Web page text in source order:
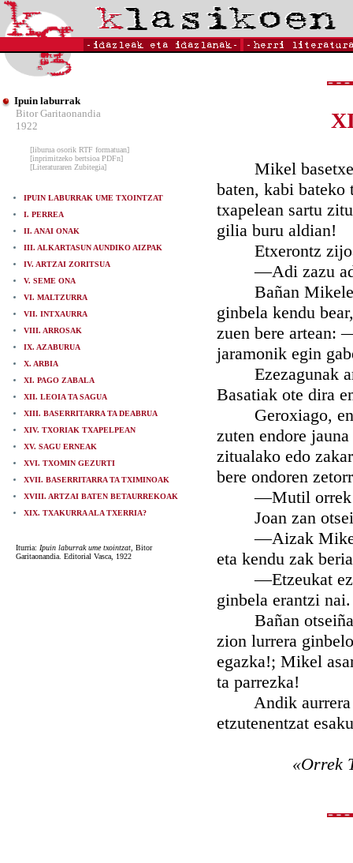
Ipuin laburrak
Bitor Garitaonandia
1922
[liburua osorik RTF formatuan]
[inprimitzeko bertsioa PDFn]
[Literaturaren Zubitegia]
IPUIN LABURRAK UME TXOINTZAT
I. PERREA
II. ANAI ONAK
III. ALKARTASUN AUNDIKO AIZPAK
IV. ARTZAI ZORITSUA
V. SEME ONA
VI. MALTZURRA
VII. INTXAURRA
VIII. ARROSAK
IX. AZABURUA
X. ARBIA
XI. PAGO ZABALA
XII. LEOIA TA SAGUA
XIII. BASERRITARRA TA DEABRUA
XIV. TXORIAK TXAPELPEAN
XV. SAGU ERNEAK
XVI. TXOMIN GEZURTI
XVII. BASERRITARRA TA TXIMINOAK
XVIII. ARTZAI BATEN BETAURREKOAK
XIX. TXAKURRA ALA TXERRIA?
Iturria: Ipuin laburrak ume txointzat , Bitor
Garitaonandia. Editorial Vasca, 1922
Mikel basetxe
baten, kabi bateko
txapelean sartu
gilia buru aldian!
Etxerontz
—Adi zazu
Bañan Mikelek
ginbela kendu
zuen bere artean:
jaramonik egin
Ezezagunak
Basatiak ote dira
Geroxiago,
zuten endore
zitualako edo
bere ondoren
—Mutil orrek
Joan zan
—Aizak Mikel:
eta kendu zak
—Etzeukat
ginbela erantzi nai.
Bañan otseiñak
zion lurrera
egazka!; Mikel
ta parrezka!
Andik aurrera
etzutenentzat
«Orrek